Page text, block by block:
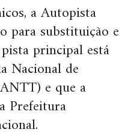
a Autopista
para substituição e
principal está
Nacional de
e que a
Prefeitura